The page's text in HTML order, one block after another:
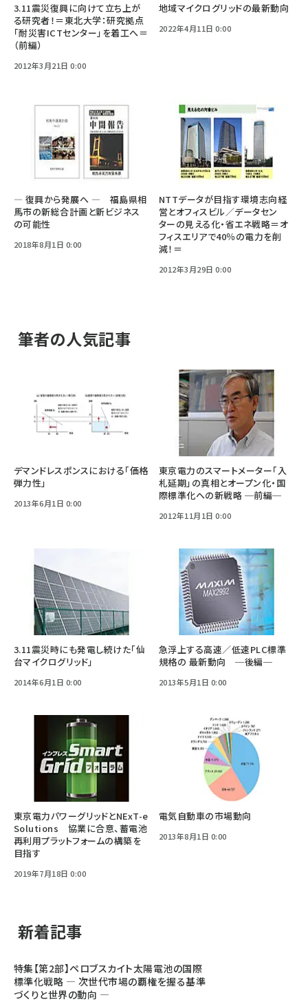
3.11震災復興に向けて立ち上が
る研究者！＝東北大学：研究拠点
「耐災害ICTセンター」を着工へ＝
（前編）
2012年3月21日 0:00
地域マイクログリッドの最新動向
2022年4月11日 0:00
― 復興から発展へ ― 福島県相
馬市の新総合計画と新ビジネス
の可能性
2018年8月1日 0:00
NTTデータが目指す環境志向経
営とオフィスビル／データセン
ターの見える化・省エネ戦略＝オ
フィスエリアで40％の電力を削
減！＝
2012年3月29日 0:00
筆者の人気記事
デマンドレスポンスにおける「価格
弾力性」
2013年6月1日 0:00
東京電力のスマートメーター「入
札延期」の真相とオープン化・国
際標準化への新戦略 ─前編─
2012年11月1日 0:00
3.11震災時にも発電し続けた「仙
台マイクログリッド」
2014年6月1日 0:00
急浮上する高速／低速PLC標準
規格の 最新動向 ─後編─
2013年5月1日 0:00
東京電力パワーグリッドとNExT-e
Solutions 協業に合意、蓄電池
再利用プラットフォームの構築を
目指す
2019年7月18日 0:00
電気自動車の市場動向
2013年8月1日 0:00
新着記事
特集【第2部】ペロブスカイト太陽電池の国際
標準化戦略 ― 次世代市場の覇権を握る基準
づくりと世界の動向 ―